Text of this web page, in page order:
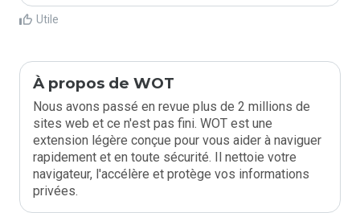
Utile
À propos de WOT
Nous avons passé en revue plus de 2 millions de
sites web et ce n'est pas fini. WOT est une
extension légère conçue pour vous aider à naviguer
rapidement et en toute sécurité. Il nettoie votre
navigateur, l'accélère et protège vos informations
privées.